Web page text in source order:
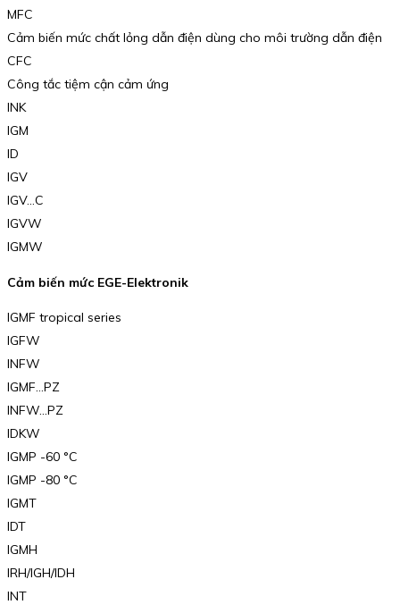
MFC
Cảm biến mức chất lỏng dẫn điện dùng cho môi trường dẫn điện
CFC
Công tắc tiệm cận cảm ứng
INK
IGM
ID
IGV
IGV…C
IGVW
IGMW
Cảm biến mức EGE-Elektronik
IGMF tropical series
IGFW
INFW
IGMF…PZ
INFW…PZ
IDKW
IGMP -60 °C
IGMP -80 °C
IGMT
IDT
IGMH
IRH/IGH/IDH
INT